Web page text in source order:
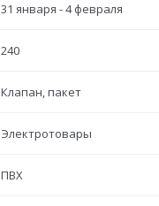
31 января - 4 февраля
240
Клапан, пакет
Электротовары
ПВХ